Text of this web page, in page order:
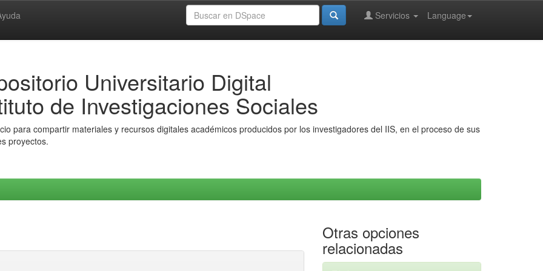
Language
Servicios
Universitario Digital
de Investigaciones Sociales
para compartir materiales y recursos digitales académicos producidos por los investigadores del IIS, en el proceso de sus
proyectos.
Otras opciones
relacionadas